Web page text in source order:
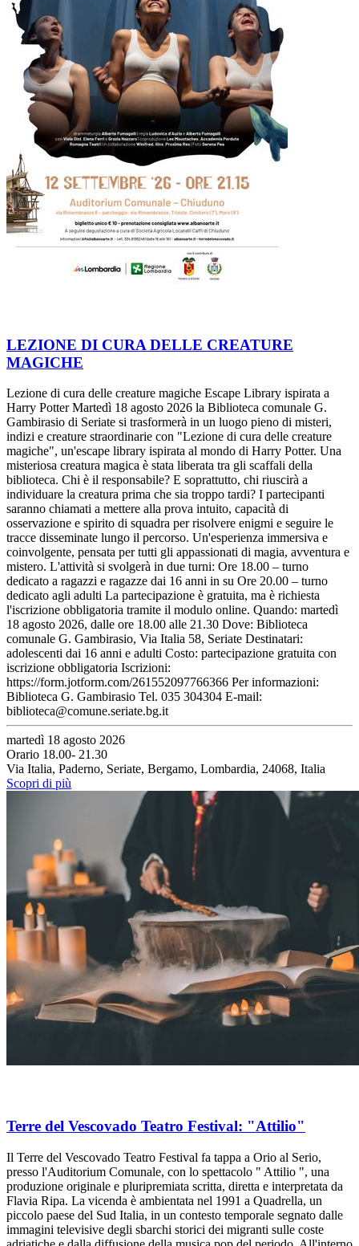
LEZIONE DI CURA DELLE CREATURE
MAGICHE
Lezione di cura delle creature magiche Escape Library ispirata a
Harry Potter Martedì 18 agosto 2026 la Biblioteca comunale G.
Gambirasio di Seriate si trasformerà in un luogo pieno di misteri,
indizi e creature straordinarie con "Lezione di cura delle creature
magiche", un'escape library ispirata al mondo di Harry Potter. Una
misteriosa creatura magica è stata liberata tra gli scaffali della
biblioteca. Chi è il responsabile? E soprattutto, chi riuscirà a
individuare la creatura prima che sia troppo tardi? I partecipanti
saranno chiamati a mettere alla prova intuito, capacità di
osservazione e spirito di squadra per risolvere enigmi e seguire le
tracce disseminate lungo il percorso. Un'esperienza immersiva e
coinvolgente, pensata per tutti gli appassionati di magia, avventura e
mistero. L'attività si svolgerà in due turni: Ore 18.00 – turno
dedicato a ragazzi e ragazze dai 16 anni in su Ore 20.00 – turno
dedicato agli adulti La partecipazione è gratuita, ma è richiesta
l'iscrizione obbligatoria tramite il modulo online. Quando: martedì
18 agosto 2026, dalle ore 18.00 alle 21.30 Dove: Biblioteca
comunale G. Gambirasio, Via Italia 58, Seriate Destinatari:
adolescenti dai 16 anni e adulti Costo: partecipazione gratuita con
iscrizione obbligatoria Iscrizioni:
https://form.jotform.com/261552097766366 Per informazioni:
Biblioteca G. Gambirasio Tel. 035 304304 E-mail:
biblioteca@comune.seriate.bg.it
martedì 18 agosto 2026
Orario 18.00- 21.30
Via Italia, Paderno, Seriate, Bergamo, Lombardia, 24068, Italia
Scopri di più
Terre del Vescovado Teatro Festival: "Attilio"
Il Terre del Vescovado Teatro Festival fa tappa a Orio al Serio,
presso l'Auditorium Comunale, con lo spettacolo " Attilio ", una
produzione originale e pluripremiata scritta, diretta e interpretata da
Flavia Ripa. La vicenda è ambientata nel 1991 a Quadrella, un
piccolo paese del Sud Italia, in un contesto temporale segnato dalle
immagini televisive degli sbarchi storici dei migranti sulle coste